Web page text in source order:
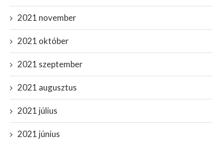
2021 november
2021 október
2021 szeptember
2021 augusztus
2021 július
2021 június